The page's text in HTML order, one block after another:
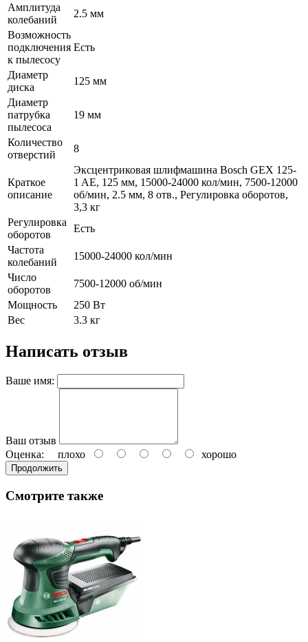
Амплитуда
колебаний
2.5 мм
Возможность
подключения
к пылесосу
Есть
Диаметр
диска
125 мм
Диаметр
патрубка
пылесоса
19 мм
Количество
отверстий
8
Краткое
описание
Эксцентриковая шлифмашина Bosch GEX 125-
1 AE, 125 мм, 15000-24000 кол/мин, 7500-12000
об/мин, 2.5 мм, 8 отв., Регулировка оборотов,
3,3 кг
Регулировка
оборотов
Есть
Частота
колебаний
15000-24000 кол/мин
Число
оборотов
7500-12000 об/мин
Мощность
250 Вт
Вес
3.3 кг
Написать отзыв
Ваше имя:
Ваш отзыв
Оценка: плохо хорошо
Продолжить
Смотрите также